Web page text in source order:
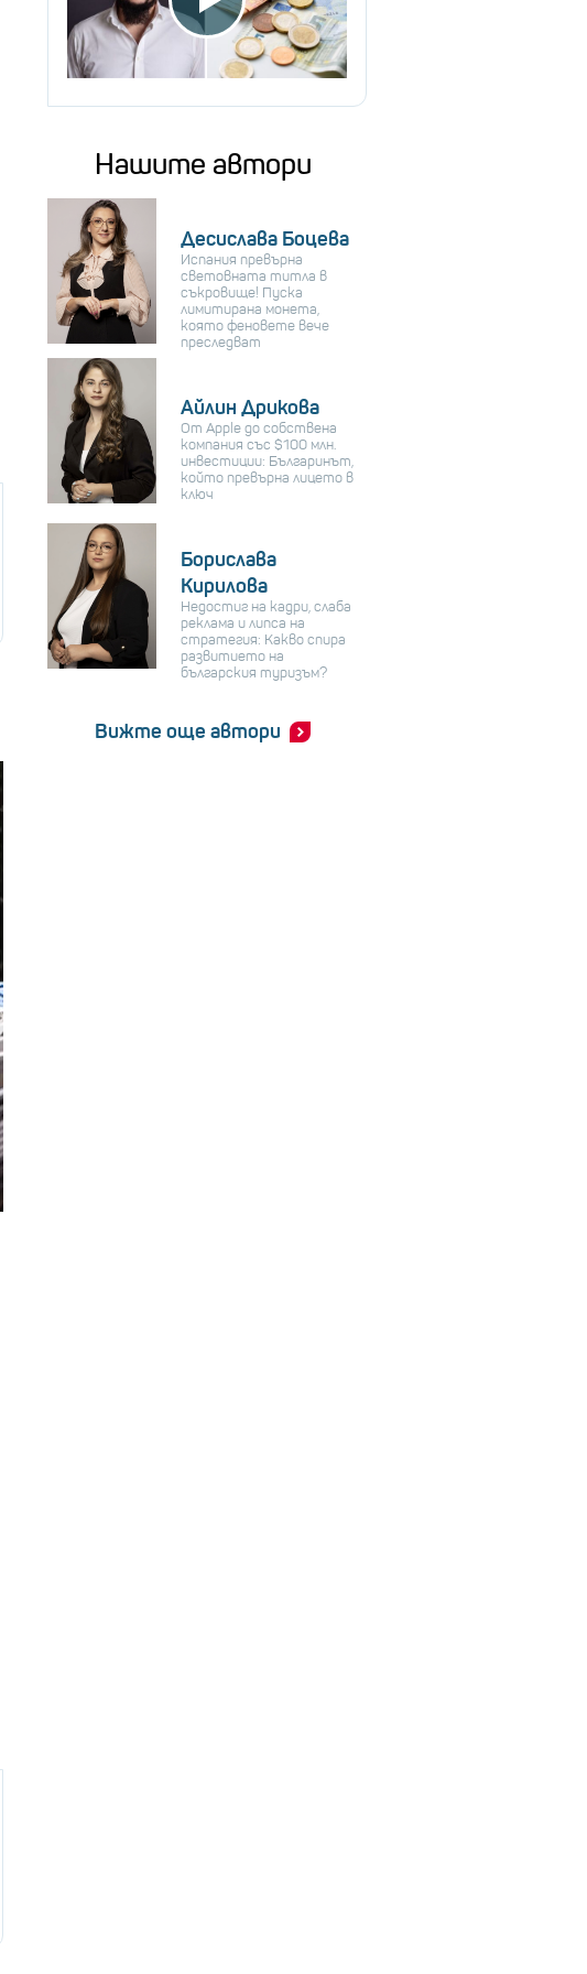
Нашите автори
Десислава Боцева
Испания превърна
световната титла в
съкровище! Пуска
лимитирана монета,
която феновете вече
преследват
Айлин Дрикова
От Apple до собствена
компания със $100 млн.
инвестиции: Българинът,
който превърна лицето в
ключ
Борислава
Кирилова
Недостиг на кадри, слаба
реклама и липса на
стратегия: Какво спира
развитието на
българския туризъм?
Вижте още автори